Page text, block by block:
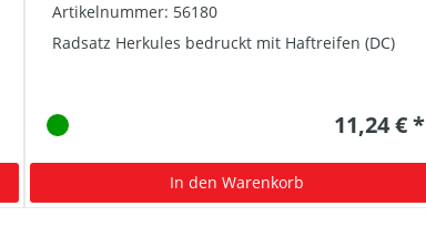
Artikelnummer: 56180
Radsatz Herkules bedruckt mit Haftreifen (DC)
11,24 € *
In den Warenkorb